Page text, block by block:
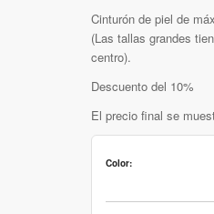
Cinturón de piel de
(Las tallas grandes
centro).
Descuento del 10%
El precio final se
Color: